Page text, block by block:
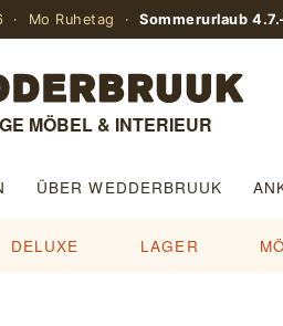
· Mo Ruhetag ·Sommerurlaub
MÖBEL & INTERIEUR
ÜBER WEDDERBRUUK
DELUXE LAGER